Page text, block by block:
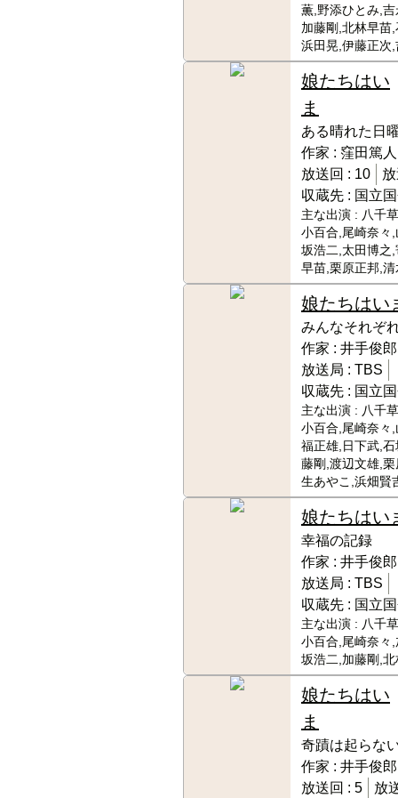
薫,野添ひとみ,
加藤剛,北林早苗
浜田晃,伊藤正次
娘たちはい
ま
ある晴れた日
作家 : 窪田篤
放送回 : 10
収蔵先 : 国立
主な出演 : 八千
小百合,尾崎奈々
坂浩二,太田博之
早苗,栗原正邦,
娘たちはい
みんなそれぞ
作家 : 井手俊郎
放送局 : TBS
収蔵先 : 国立
主な出演 : 八千
小百合,尾崎奈々
福正雄,日下武,
藤剛,渡辺文雄,
生あやこ,浜畑賢
娘たちはい
幸福の記録
作家 : 井手俊郎
放送局 : TBS
収蔵先 : 国立
主な出演 : 八千
小百合,尾崎奈々
坂浩二,加藤剛,
娘たちはい
ま
奇蹟は起らな
作家 : 井手俊
放送回 : 5
放